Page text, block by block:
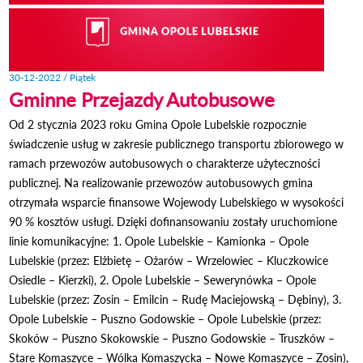
30-12-2022 / Piątek
Gminne Przejazdy Autobusowe
Od 2 stycznia 2023 roku Gmina Opole Lubelskie rozpocznie
świadczenie usług w zakresie publicznego transportu zbiorowego w
ramach przewozów autobusowych o charakterze użyteczności
publicznej. Na realizowanie przewozów autobusowych gmina
otrzymała wsparcie finansowe Wojewody Lubelskiego w wysokości
90 % kosztów usługi. Dzięki dofinansowaniu zostały uruchomione
linie komunikacyjne: 1. Opole Lubelskie – Kamionka – Opole
Lubelskie (przez: Elżbietę – Ożarów – Wrzelowiec – Kluczkowice
Osiedle – Kierzki), 2. Opole Lubelskie – Sewerynówka – Opole
Lubelskie (przez: Zosin – Emilcin – Rudę Maciejowską – Dębiny), 3.
Opole Lubelskie – Puszno Godowskie – Opole Lubelskie (przez:
Skoków – Puszno Skokowskie – Puszno Godowskie – Truszków –
Stare Komaszyce – Wólka Komaszycka – Nowe Komaszyce – Zosin),